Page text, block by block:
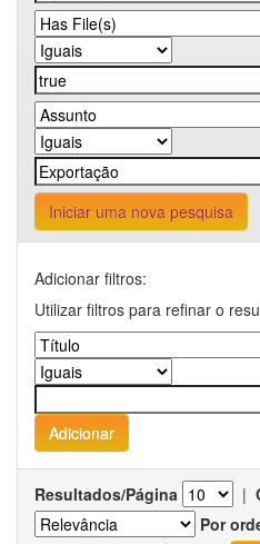
Iniciar uma nova pesquisa
Adicionar filtros:
Utilizar filtros para refinar o
Resultados/Página |
Por